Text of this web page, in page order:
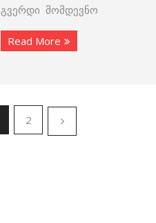
გვერდი მომდევნო
Read More
2